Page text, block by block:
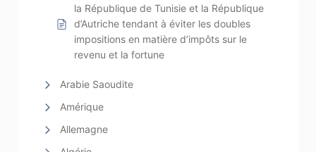
la République de Tunisie et la République
d’Autriche tendant à éviter les doubles
impositions en matière d’impôts sur le
revenu et la fortune
Arabie Saoudite
Amérique
Allemagne